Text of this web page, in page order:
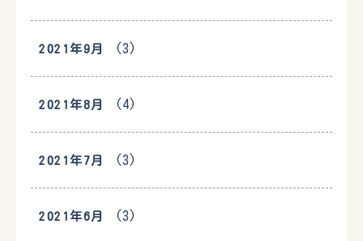
2021年9月 (3)
2021年8月 (4)
2021年7月 (3)
2021年6月 (3)